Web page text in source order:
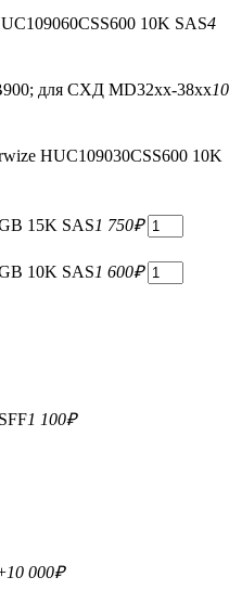
10K SAS4
для СХД MD32xx-38xx10
HUC109030CSS600 10K
15K SAS1 750₽
10K SAS1 600₽
1 100₽
10 000₽